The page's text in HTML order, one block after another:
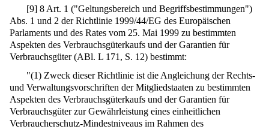
[9] 8 Art. 1 ("Geltungsbereich und Begriffsbestimmungen")
Abs. 1 und 2 der Richtlinie 1999/44/EG des Europäischen
Parlaments und des Rates vom 25. Mai 1999 zu bestimmten
Aspekten des Verbrauchsgüterkaufs und der Garantien für
Verbrauchsgüter (ABl. L 171, S. 12) bestimmt:
"(1) Zweck dieser Richtlinie ist die Angleichung der Rechts-
und Verwaltungsvorschriften der Mitgliedstaaten zu bestimmten
Aspekten des Verbrauchsgüterkaufs und der Garantien für
Verbrauchsgüter zur Gewährleistung eines einheitlichen
Verbraucherschutz-Mindestniveaus im Rahmen des